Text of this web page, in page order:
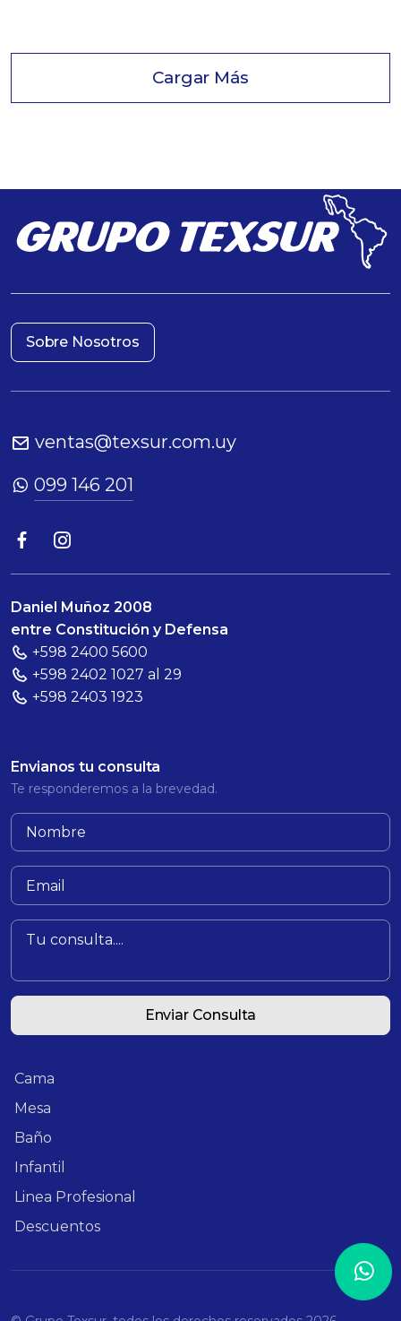
Cargar Más
Sobre Nosotros
ventas@texsur.com.uy
099 146 201
Daniel Muñoz 2008
entre Constitución y Defensa
+598 2400 5600
+598 2402 1027 al 29
+598 2403 1923
Envianos tu consulta
Te responderemos a la brevedad.
Enviar Consulta
Cama
Mesa
Baño
Infantil
Linea Profesional
Descuentos